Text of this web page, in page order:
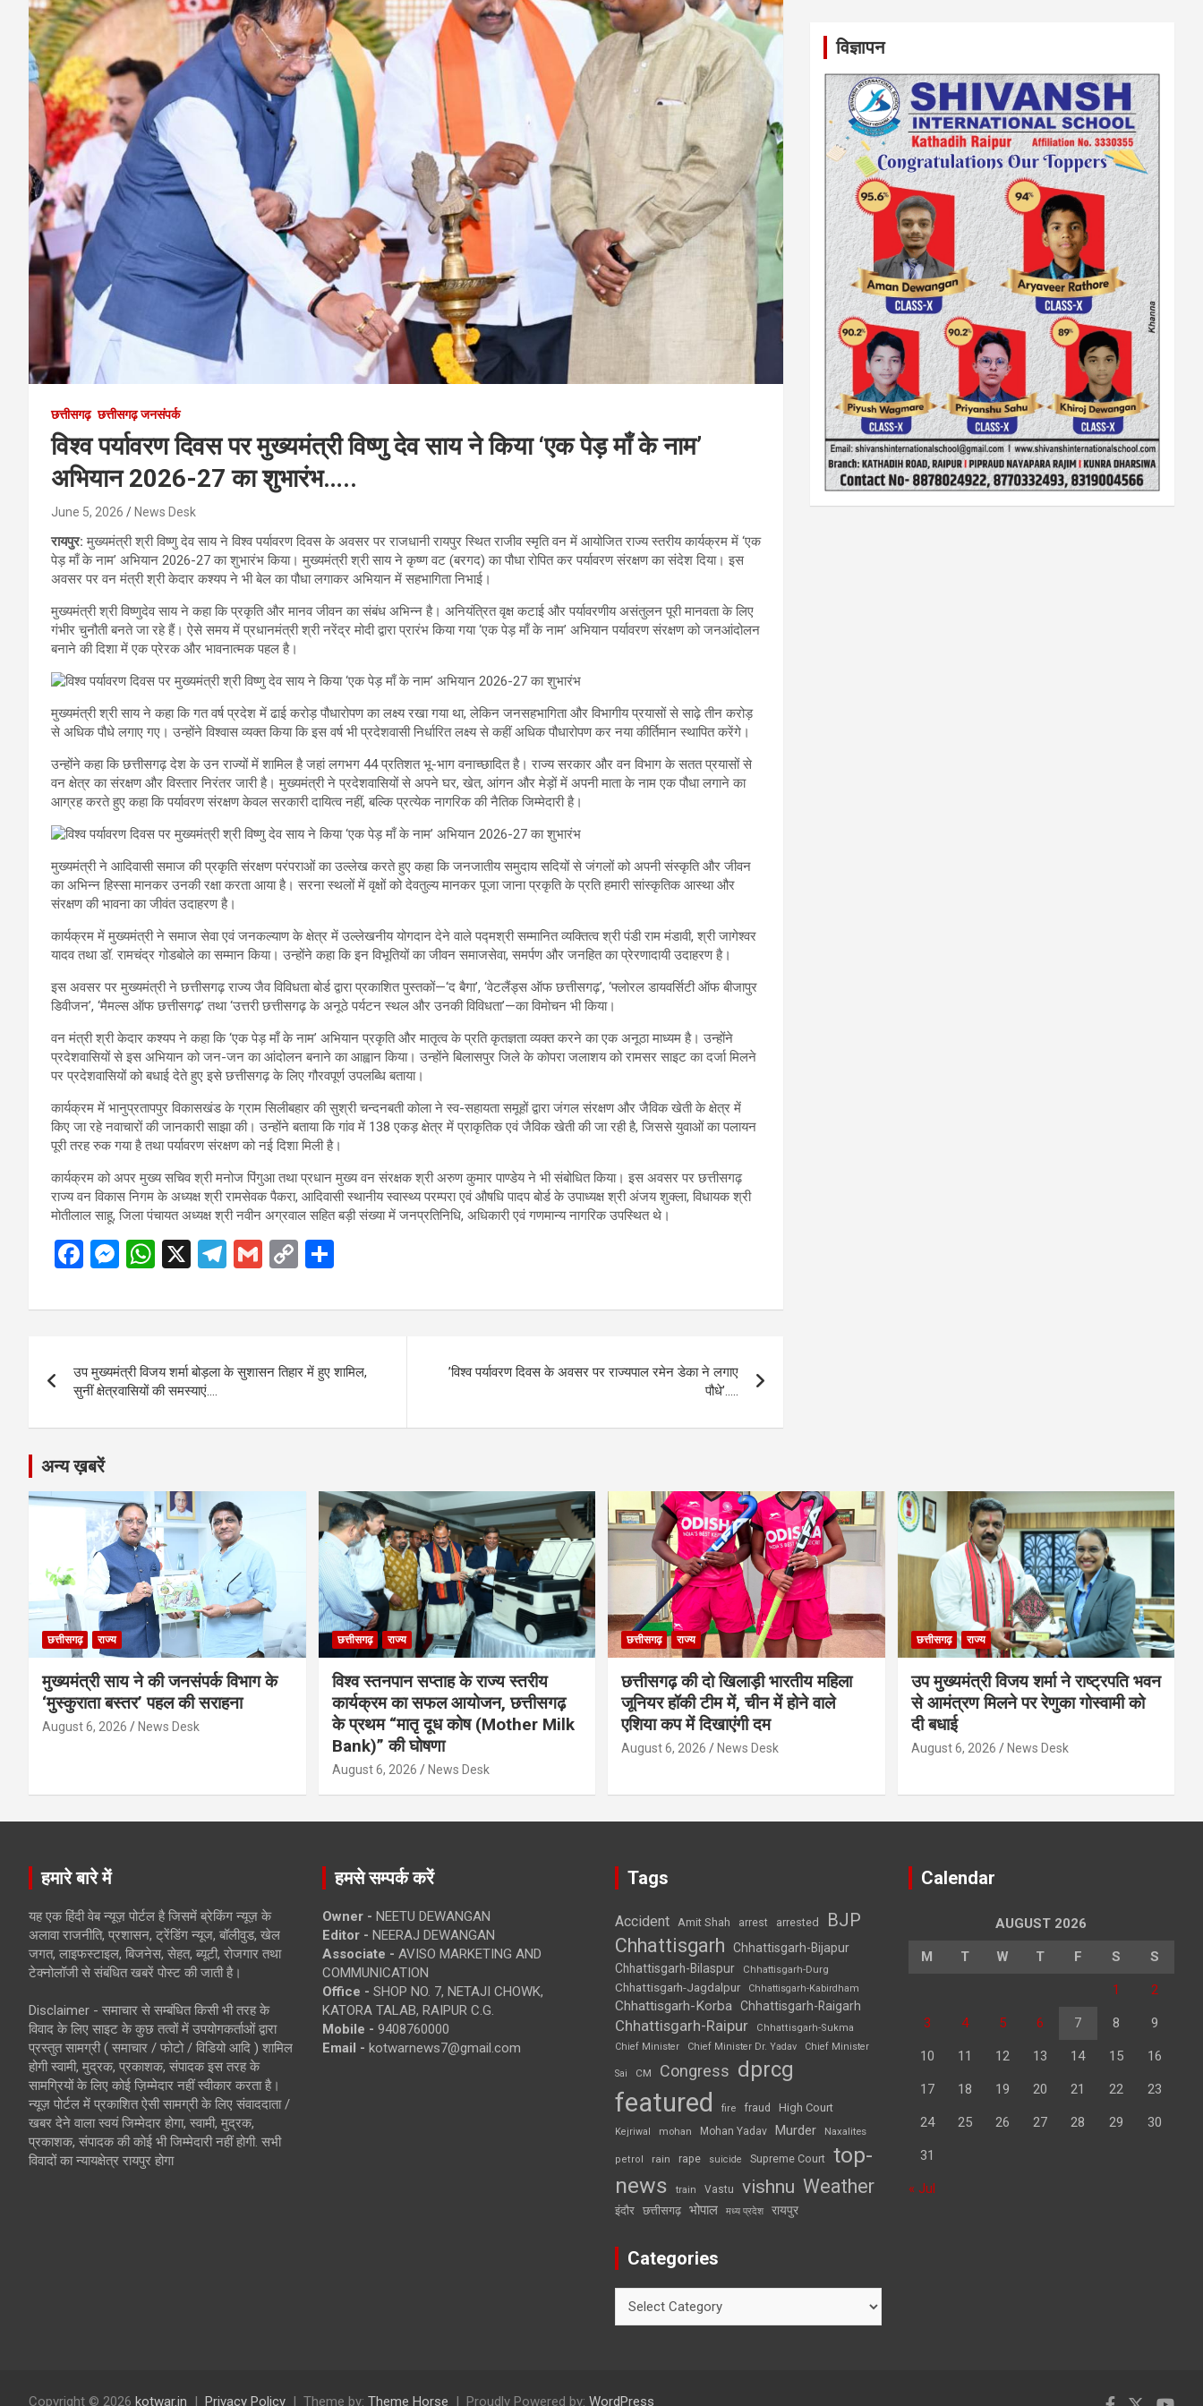
छत्तीसगढ़ छत्तीसगढ़ जनसंपर्क
विश्व पर्यावरण दिवस पर मुख्यमंत्री विष्णु देव साय ने किया ‘एक पेड़ माँ के नाम’
अभियान 2026-27 का शुभारंभ…..
June 5, 2026 News Desk
रायपुर:मुख्यमंत्री श्री विष्णु देव साय ने विश्व पर्यावरण दिवस के अवसर पर राजधानी रायपुर स्थित राजीव स्मृति वन में आयोजित राज्य स्तरीय कार्यक्रम में ‘एक
पेड़ माँ के नाम’ अभियान 2026-27 का शुभारंभ किया। मुख्यमंत्री श्री साय ने कृष्ण वट (बरगद) का पौधा रोपित कर पर्यावरण संरक्षण का संदेश दिया। इस
अवसर पर वन मंत्री श्री केदार कश्यप ने भी बेल का पौधा लगाकर अभियान में सहभागिता निभाई।
मुख्यमंत्री श्री विष्णुदेव साय ने कहा कि प्रकृति और मानव जीवन का संबंध अभिन्न है। अनियंत्रित वृक्ष कटाई और पर्यावरणीय असंतुलन पूरी मानवता के लिए
गंभीर चुनौती बनते जा रहे हैं। ऐसे समय में प्रधानमंत्री श्री नरेंद्र मोदी द्वारा प्रारंभ किया गया ‘एक पेड़ माँ के नाम’ अभियान पर्यावरण संरक्षण को जनआंदोलन
बनाने की दिशा में एक प्रेरक और भावनात्मक पहल है।
मुख्यमंत्री श्री साय ने कहा कि गत वर्ष प्रदेश में ढाई करोड़ पौधारोपण का लक्ष्य रखा गया था, लेकिन जनसहभागिता और विभागीय प्रयासों से साढ़े तीन करोड़
से अधिक पौधे लगाए गए। उन्होंने विश्वास व्यक्त किया कि इस वर्ष भी प्रदेशवासी निर्धारित लक्ष्य से कहीं अधिक पौधारोपण कर नया कीर्तिमान स्थापित करेंगे।
उन्होंने कहा कि छत्तीसगढ़ देश के उन राज्यों में शामिल है जहां लगभग 44 प्रतिशत भू-भाग वनाच्छादित है। राज्य सरकार और वन विभाग के सतत प्रयासों से
वन क्षेत्र का संरक्षण और विस्तार निरंतर जारी है। मुख्यमंत्री ने प्रदेशवासियों से अपने घर, खेत, आंगन और मेड़ों में अपनी माता के नाम एक पौधा लगाने का
आग्रह करते हुए कहा कि पर्यावरण संरक्षण केवल सरकारी दायित्व नहीं, बल्कि प्रत्येक नागरिक की नैतिक जिम्मेदारी है।
मुख्यमंत्री ने आदिवासी समाज की प्रकृति संरक्षण परंपराओं का उल्लेख करते हुए कहा कि जनजातीय समुदाय सदियों से जंगलों को अपनी संस्कृति और जीवन
का अभिन्न हिस्सा मानकर उनकी रक्षा करता आया है। सरना स्थलों में वृक्षों को देवतुल्य मानकर पूजा जाना प्रकृति के प्रति हमारी सांस्कृतिक आस्था और
संरक्षण की भावना का जीवंत उदाहरण है।
कार्यक्रम में मुख्यमंत्री ने समाज सेवा एवं जनकल्याण के क्षेत्र में उल्लेखनीय योगदान देने वाले पद्मश्री सम्मानित व्यक्तित्व श्री पंडी राम मंडावी, श्री जागेश्वर
यादव तथा डॉ. रामचंद्र गोडबोले का सम्मान किया। उन्होंने कहा कि इन विभूतियों का जीवन समाजसेवा, समर्पण और जनहित का प्रेरणादायी उदाहरण है।
इस अवसर पर मुख्यमंत्री ने छत्तीसगढ़ राज्य जैव विविधता बोर्ड द्वारा प्रकाशित पुस्तकों—‘द बैगा’, ‘वेटलैंड्स ऑफ छत्तीसगढ़’, ‘फ्लोरल डायवर्सिटी ऑफ बीजापुर
डिवीजन’, ‘मैमल्स ऑफ छत्तीसगढ़’ तथा ‘उत्तरी छत्तीसगढ़ के अनूठे पर्यटन स्थल और उनकी विविधता’—का विमोचन भी किया।
वन मंत्री श्री केदार कश्यप ने कहा कि ‘एक पेड़ माँ के नाम’ अभियान प्रकृति और मातृत्व के प्रति कृतज्ञता व्यक्त करने का एक अनूठा माध्यम है। उन्होंने
प्रदेशवासियों से इस अभियान को जन-जन का आंदोलन बनाने का आह्वान किया। उन्होंने बिलासपुर जिले के कोपरा जलाशय को रामसर साइट का दर्जा मिलने
पर प्रदेशवासियों को बधाई देते हुए इसे छत्तीसगढ़ के लिए गौरवपूर्ण उपलब्धि बताया।
कार्यक्रम में भानुप्रतापपुर विकासखंड के ग्राम सिलीबहार की सुश्री चन्दनबती कोला ने स्व-सहायता समूहों द्वारा जंगल संरक्षण और जैविक खेती के क्षेत्र में
किए जा रहे नवाचारों की जानकारी साझा की। उन्होंने बताया कि गांव में 138 एकड़ क्षेत्र में प्राकृतिक एवं जैविक खेती की जा रही है, जिससे युवाओं का पलायन
पूरी तरह रुक गया है तथा पर्यावरण संरक्षण को नई दिशा मिली है।
कार्यक्रम को अपर मुख्य सचिव श्री मनोज पिंगुआ तथा प्रधान मुख्य वन संरक्षक श्री अरुण कुमार पाण्डेय ने भी संबोधित किया। इस अवसर पर छत्तीसगढ़
राज्य वन विकास निगम के अध्यक्ष श्री रामसेवक पैकरा, आदिवासी स्थानीय स्वास्थ्य परम्परा एवं औषधि पादप बोर्ड के उपाध्यक्ष श्री अंजय शुक्ला, विधायक श्री
मोतीलाल साहू, जिला पंचायत अध्यक्ष श्री नवीन अग्रवाल सहित बड़ी संख्या में जनप्रतिनिधि, अधिकारी एवं गणमान्य नागरिक उपस्थित थे।
F
ce
o
o
k
M
se
g
er
W
at
A
p
p
X
T
e
a
G
ail
C
py
n
ar
navigation
उप मुख्यमंत्री विजय शर्मा बोड़ला के सुशासन तिहार में हुए शामिल,
सुनीं क्षेत्रवासियों की समस्याएं….
’विश्व पर्यावरण दिवस के अवसर पर राज्यपाल रमेन डेका ने लगाए
पौधे’…..
विज्ञापन
अन्य ख़बरें
छत्तीसगढ़ राज्य
मुख्यमंत्री साय ने की जनसंपर्क विभाग के
‘मुस्कुराता बस्तर’ पहल की सराहना
August 6, 2026 News Desk
छत्तीसगढ़ राज्य
विश्व स्तनपान सप्ताह के राज्य स्तरीय
कार्यक्रम का सफल आयोजन, छत्तीसगढ़
के प्रथम “मातृ दूध कोष (Mother Milk
Bank)” की घोषणा
August 6, 2026 News Desk
छत्तीसगढ़ राज्य
छत्तीसगढ़ की दो खिलाड़ी भारतीय महिला
जूनियर हॉकी टीम में, चीन में होने वाले
एशिया कप में दिखाएंगी दम
August 6, 2026 News Desk
छत्तीसगढ़ राज्य
उप मुख्यमंत्री विजय शर्मा ने राष्ट्रपति भवन
से आमंत्रण मिलने पर रेणुका गोस्वामी को
दी बधाई
August 6, 2026 News Desk
हमारे बारे में
यह एक हिंदी वेब न्यूज़ पोर्टल है जिसमें ब्रेकिंग न्यूज़ के
अलावा राजनीति, प्रशासन, ट्रेंडिंग न्यूज, बॉलीवुड, खेल
जगत, लाइफस्टाइल, बिजनेस, सेहत, ब्यूटी, रोजगार तथा
टेक्नोलॉजी से संबंधित खबरें पोस्ट की जाती है।
Disclaimer - समाचार से सम्बंधित किसी भी तरह के
विवाद के लिए साइट के कुछ तत्वों में उपयोगकर्ताओं द्वारा
प्रस्तुत सामग्री ( समाचार / फोटो / विडियो आदि ) शामिल
होगी स्वामी, मुद्रक, प्रकाशक, संपादक इस तरह के
सामग्रियों के लिए कोई ज़िम्मेदार नहीं स्वीकार करता है।
न्यूज़ पोर्टल में प्रकाशित ऐसी सामग्री के लिए संवाददाता /
खबर देने वाला स्वयं जिम्मेदार होगा, स्वामी, मुद्रक,
प्रकाशक, संपादक की कोई भी जिम्मेदारी नहीं होगी. सभी
विवादों का न्यायक्षेत्र रायपुर होगा
हमसे सम्पर्क करें
Owner - NEETU DEWANGAN
Editor - NEERAJ DEWANGAN
Associate - AVISO MARKETING AND
COMMUNICATION
Office - SHOP NO. 7, NETAJI CHOWK,
KATORA TALAB, RAIPUR C.G.
Mobile - 9408760000
Email - kotwarnews7@gmail.com
Tags
Accident Amit Shah arrest arrested BJP
Chhattisgarh
Chhattisgarh-Bijapur
Chhattisgarh-Bilaspur
Chhattisgarh-Durg
Chhattisgarh-Jagdalpur Chhattisgarh-Kabirdham
Chhattisgarh-Korba Chhattisgarh-Raigarh
Chhattisgarh-Raipur
Chhattisgarh-Sukma
Chief Minister
Chief Minister Dr. Yadav Chief Minister
Sai CM Congress dprcg
featured fire fraud High Court
Kejriwal mohan Mohan Yadav Murder Naxalites
petrol rain rape suicide Supreme Court top-
news
train Vastu vishnu Weather
इंदौर छत्तीसगढ़ भोपाल मध्य प्रदेश रायपुर
Categories
Calendar
AUGUST 2026
M T W T F S S
1 2
3 4 5 6 7 8 9
10 11 12 13 14 15 16
17 18 19 20 21 22 23
24 25 26 27 28 29 30
31
« Jul
Copyright © 2026 kotwar.in Privacy Policy Theme by: Theme Horse Proudly Powered by: WordPress